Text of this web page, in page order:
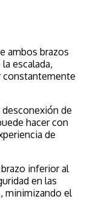
ambos brazos
escalada,
constantemente
desconexión de
hacer con
de
inferior al
en las
minimizando el